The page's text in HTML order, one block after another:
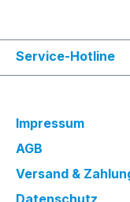
Service-Hotline
Impressum
AGB
Versand &
Datenschutz